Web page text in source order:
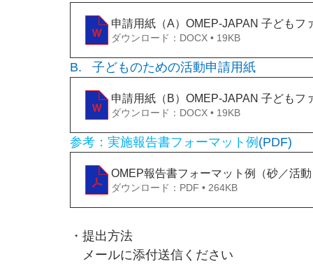
申請用紙（A）OMEP-JAPAN 子ども
ダウンロード：DOCX • 19KB
B.   子どものための活動申請用紙
申請用紙（B）OMEP-JAPAN 子ども
ダウンロード：DOCX • 19KB
参考：実施報告書フォーマット例 (PDF)
OMEP報告書フォーマット例（砂／活
ダウンロード：PDF • 264KB
・提出方法
メールに添付送信ください